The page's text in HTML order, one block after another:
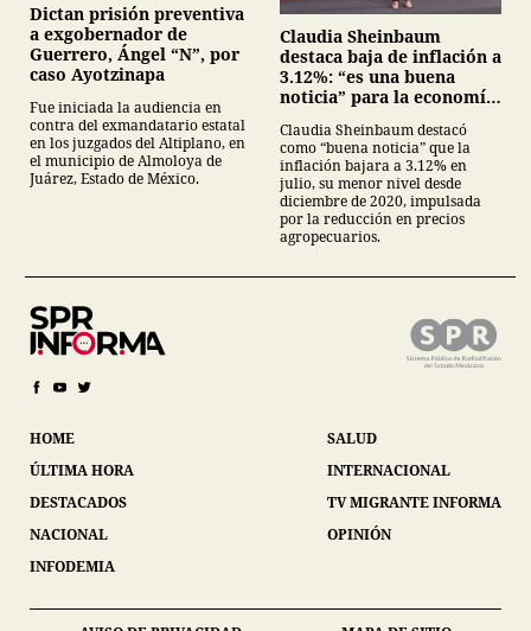
Dictan prisión preventiva
a exgobernador de
Guerrero, Ángel “N”, por
caso Ayotzinapa
Fue iniciada la audiencia en
contra del exmandatario estatal
en los juzgados del Altiplano, en
el municipio de Almoloya de
Juárez, Estado de México.
Claudia Sheinbaum
destaca baja de inflación a
3.12%: “es una buena
noticia” para la economía
Claudia Sheinbaum destacó
como “buena noticia” que la
inflación bajara a 3.12% en
julio, su menor nivel desde
diciembre de 2020, impulsada
por la reducción en precios
agropecuarios.
HOME
ÚLTIMA HORA
DESTACADOS
NACIONAL
INFODEMIA
SALUD
INTERNACIONAL
TV MIGRANTE INFORMA
OPINIÓN